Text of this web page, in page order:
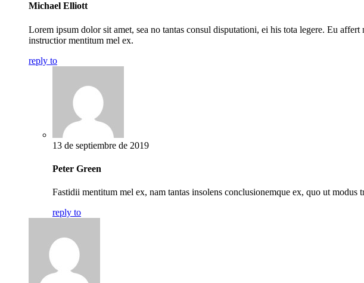
Michael Elliott
Lorem ipsum dolor sit amet, sea no tantas consul disputationi, ei his tota legere. Eu
instructior mentitum mel ex.
reply to
13 de septiembre de 2019
Peter Green
Fastidii mentitum mel ex, nam tantas insolens conclusionemque ex, quo ut
reply to